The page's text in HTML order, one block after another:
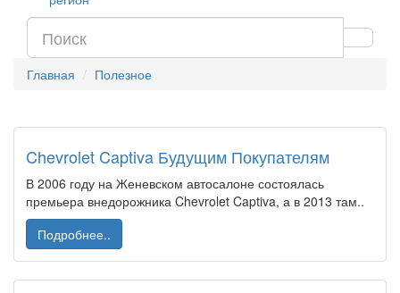
Главная Полезное
Chevrolet Captiva Будущим Покупателям
В 2006 году на Женевском автосалоне состоялась
премьера внедорожника Chevrolet Captiva, а в 2013 там..
Подробнее..